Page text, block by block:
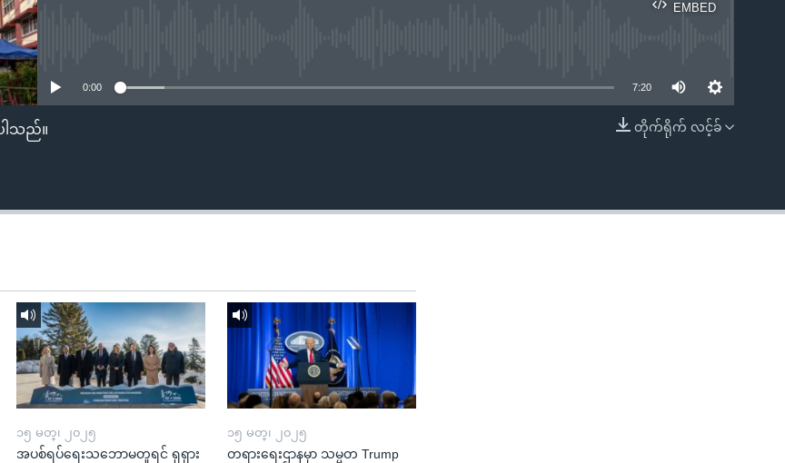
EMBED
EMBED
0:00 7:20
တိုက်ရိုက် လင့်ခ်
ါသည်။
၁၅ မတ္၊ ၂၀၂၅
အပစ်ရပ်ရေးသဘောမတူရင် ရုရှား
၁၅ မတ္၊ ၂၀၂၅
တရားရေးဌာနမှာ သမ္မတ Trump